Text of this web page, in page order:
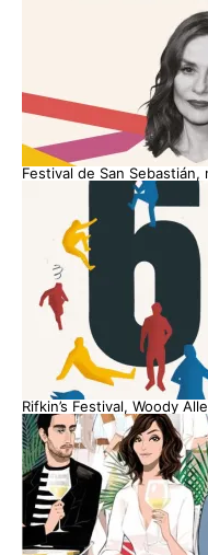
Festival de San
Rifkin’s Festival, Woody